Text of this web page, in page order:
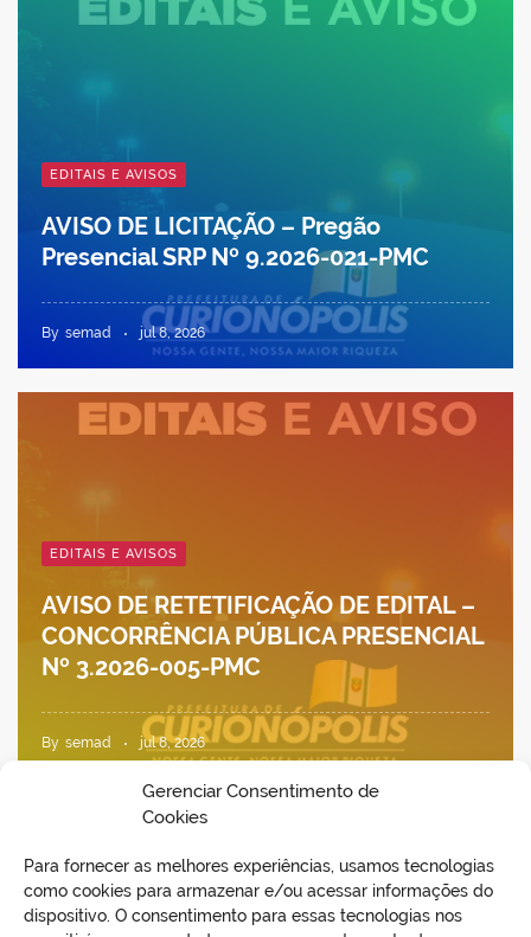
Gerenciar Consentimento de
Cookies
Para fornecer as melhores experiências, usamos tecnologias
como cookies para armazenar e/ou acessar informações do
dispositivo. O consentimento para essas tecnologias nos
EDITAIS E AVISOS
AVISO DE LICITAÇÃO – Pregão
Presencial SRP Nº 9.2026-021-PMC
By semad jul 8, 2026
EDITAIS E AVISOS
AVISO DE RETETIFICAÇÃO DE EDITAL –
CONCORRÊNCIA PÚBLICA PRESENCIAL
Nº 3.2026-005-PMC
By semad jul 8, 2026